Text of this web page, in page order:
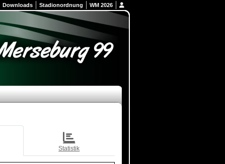
Downloads Stadionordnung WM 2026
Statistik